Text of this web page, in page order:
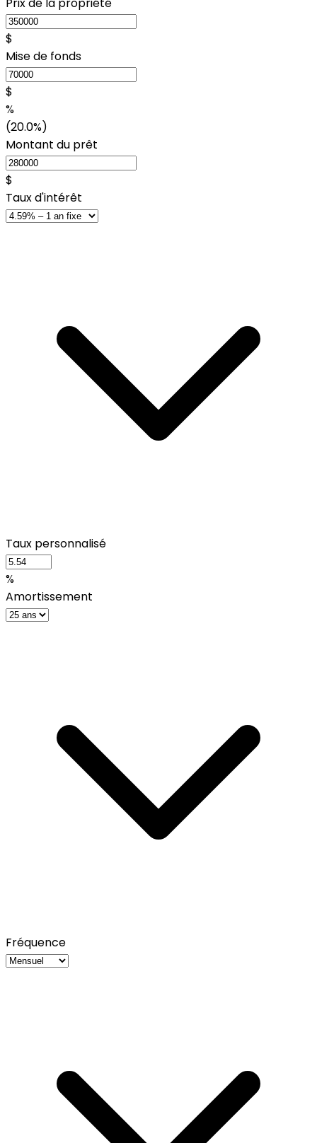
$
Mise de fonds
$
%
(20.0%)
Montant du prêt
$
Taux d'intérêt
Taux personnalisé
%
Amortissement
Fréquence